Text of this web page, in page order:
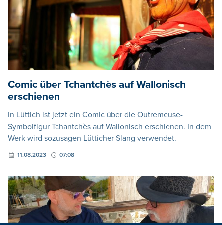
Comic über Tchantchès auf Wallonisch
erschienen
In Lüttich ist jetzt ein Comic über die Outremeuse-
Symbolfigur Tchantchès auf Wallonisch erschienen. In dem
Werk wird sozusagen Lütticher Slang verwendet.
11.08.2023 07:08